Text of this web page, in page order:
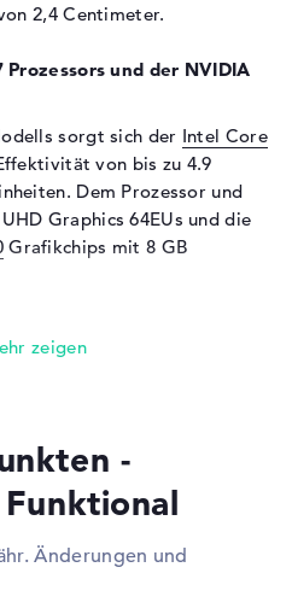
SoundBlaster Studio Sound
0,9 MP
Multi-Touch-Trackpad,
Bluetooth 5.2
3.2 - Typ A, 1 x USB 3.2 - Typ
2,4 Centimeter.
und der NVIDIA
sorgt sich der Intel Core
von bis zu 4.9
Dem Prozessor und
Graphics 64EUs und die
Grafikchips mit 8 GB
erweitern möchte, kann
SSD. In dieser Situation
sind an
-
Änderungen und